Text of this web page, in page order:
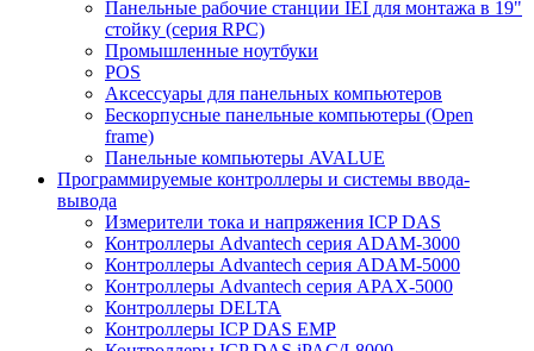
Панельные рабочие станции IEI для монтажа в 19"
стойку (серия RPC)
Промышленные ноутбуки
POS
Аксессуары для панельных компьютеров
Бескорпусные панельные компьютеры (Open
frame)
Панельные компьютеры AVALUE
Программируемые контроллеры и системы ввода-
вывода
Измерители тока и напряжения ICP DAS
Контроллеры Advantech серия ADAM-3000
Контроллеры Advantech серия ADAM-5000
Контроллеры Advantech серия APAX-5000
Контроллеры DELTA
Контроллеры ICP DAS EMP